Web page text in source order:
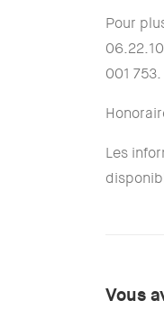
Pour
001 753.
Les
Vous